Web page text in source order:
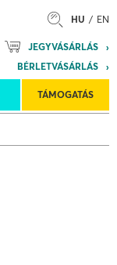
HU EN
JEGYVÁSÁRLÁS
BÉRLETVÁSÁRLÁS
TÁMOGATÁS
Felkéréses
koncertek